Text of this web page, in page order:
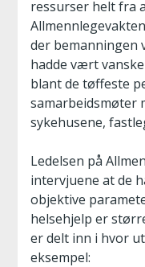
ressurser helt fra
der bemanningen
hadde vært
blant de tøffeste
samarbeidsmøter
sykehusene,
Ledelsen på
intervjuene at de
objektive
helsehjelp er
er delt inn i hvor
eksempel: